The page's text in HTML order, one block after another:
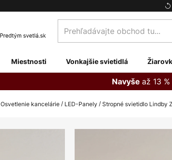
Prehľadávajte
obchod
Miestnosti Vonkajšie svietidlá
Navyše až 13
Osvetlenie kancelárie LED-Panely Stropné svietidlo Lindby